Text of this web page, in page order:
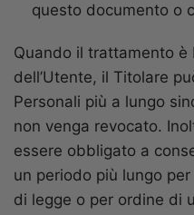
questo documento o
Quando il trattamento è
dell’Utente, il Titolare
Personali più a lungo
non venga revocato.
essere obbligato a
un periodo più lungo
di legge o per ordine di